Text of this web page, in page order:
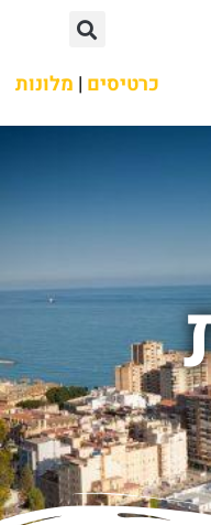
כרטיסים | מלונות